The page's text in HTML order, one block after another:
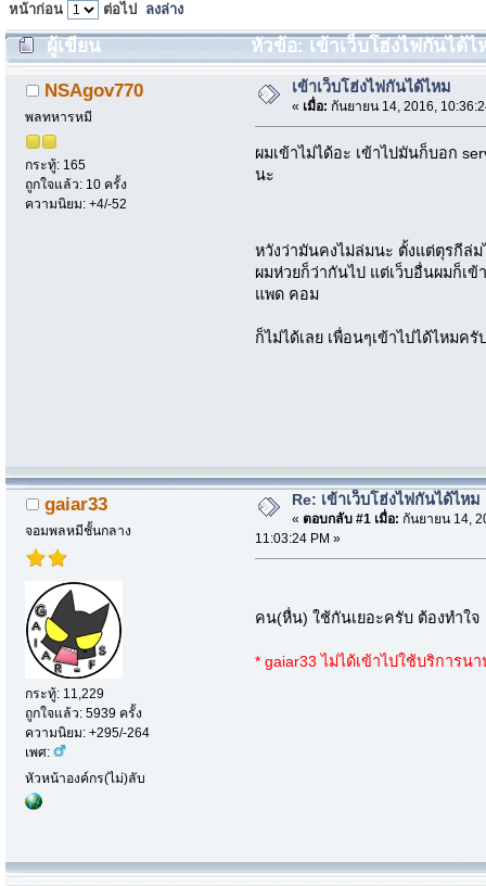
หน้าก่อน ต่อไป ลงล่าง
ผู้เขียน หัวข้อ: เข้าเว็บโฮ่งไฟกันได้ไ
NSAgov770
พลทหารหมี
กระทู้: 165
ถูกใจแล้ว: 10 ครั้ง
ความนิยม: +4/-52
เข้าเว็บโฮ่งไฟกันได้ไหม
« เมื่อ: กันยายน 14, 2016,
ผมเข้าไม่ได้อะ เข้าไปมันก็บอก
นะ
หวังว่ามันคงไม่ล่มนะ ตั้งแต่ตุรกีล่
ผมห่วยก็ว่ากันไป แต่เว็บอื่นผมก็เข้
แพด คอม
ก็ไม่ได้เลย เพื่อนๆเข้าไปได้ไหมครั
gaiar33
จอมพลหมีชั้นกลาง
กระทู้: 11,229
ถูกใจแล้ว: 5939 ครั้ง
ความนิยม: +295/-264
เพศ:
หัวหน้าองค์กร(ไม่)ลับ
Re: เข้าเว็บโฮ่งไฟกันได้ไหม
« ตอบกลับ #1 เมื่อ: กันยายน 14,
11:03:24 PM »
คน(หื่น) ใช้กันเยอะครับ ต้องทำใ
* gaiar33 ไม่ได้เข้าไปใช้บริการน